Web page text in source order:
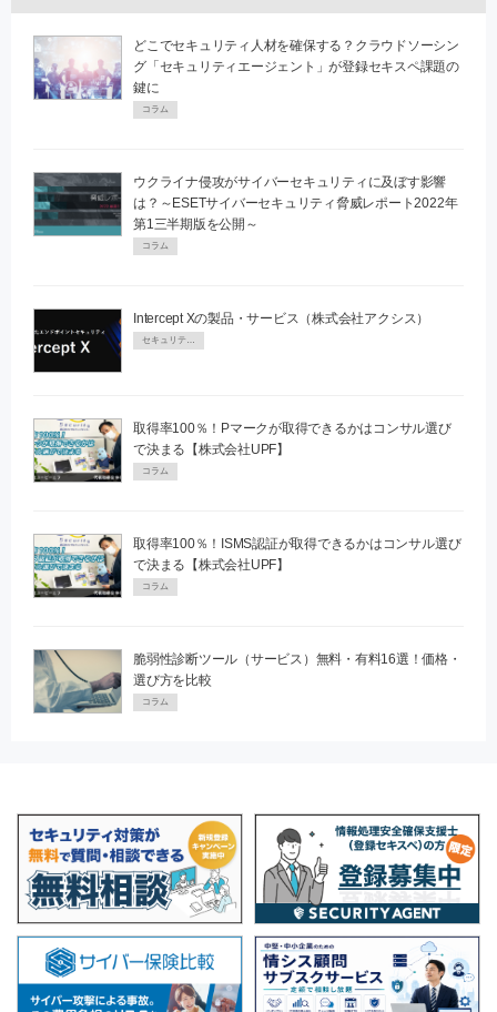
どこでセキュリティ人材を確保する？クラウドソーシン
グ「セキュリティエージェント」が登録セキスペ課題の
鍵に
コラム
ウクライナ侵攻がサイバーセキュリティに及ぼす影響
は？～ESETサイバーセキュリティ脅威レポート2022年
第1三半期版を公開～
コラム
Intercept Xの製品・サービス（株式会社アクシス）
セキュリティPR
取得率100％！Pマークが取得できるかはコンサル選び
で決まる【株式会社UPF】
コラム
取得率100％！ISMS認証が取得できるかはコンサル選び
で決まる【株式会社UPF】
コラム
脆弱性診断ツール（サービス）無料・有料16選！価格・
選び方を比較
コラム